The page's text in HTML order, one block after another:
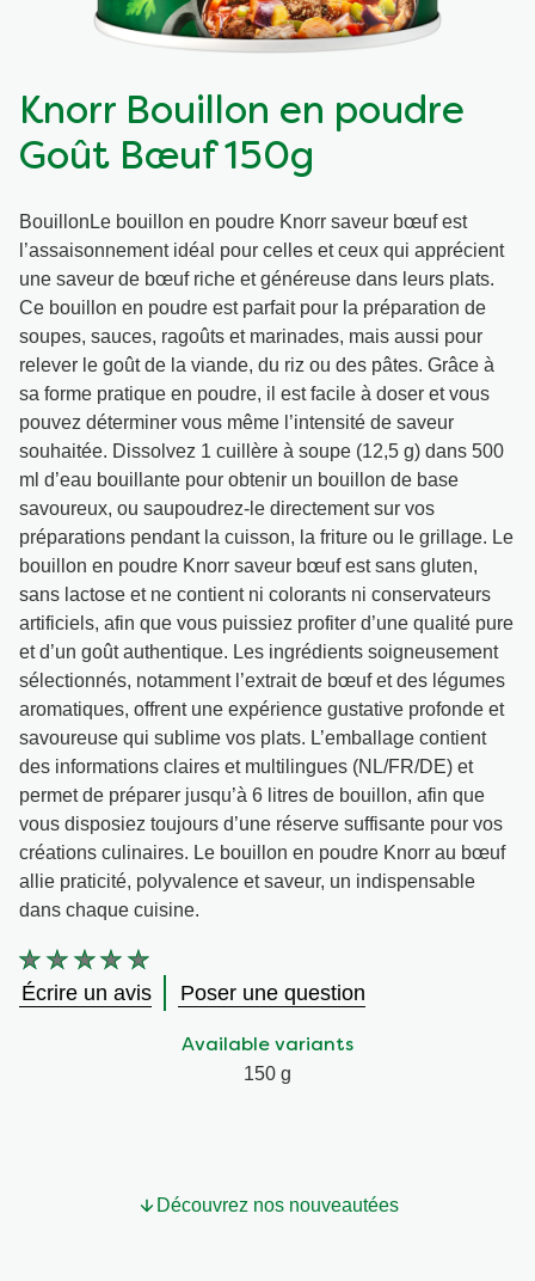
Végétarien
Ingrédients
Occasions
Aides culinaires
Wraps aux légumes
Snackpots
Knorr Bouillon en poudre
Goût Bœuf 150g
BouillonLe bouillon en poudre Knorr saveur bœuf est
l’assaisonnement idéal pour celles et ceux qui apprécient
une saveur de bœuf riche et généreuse dans leurs plats.
Ce bouillon en poudre est parfait pour la préparation de
soupes, sauces, ragoûts et marinades, mais aussi pour
relever le goût de la viande, du riz ou des pâtes. Grâce à
sa forme pratique en poudre, il est facile à doser et vous
pouvez déterminer vous même l’intensité de saveur
souhaitée. Dissolvez 1 cuillère à soupe (12,5 g) dans 500
ml d’eau bouillante pour obtenir un bouillon de base
savoureux, ou saupoudrez-le directement sur vos
préparations pendant la cuisson, la friture ou le grillage. Le
bouillon en poudre Knorr saveur bœuf est sans gluten,
sans lactose et ne contient ni colorants ni conservateurs
artificiels, afin que vous puissiez profiter d’une qualité pure
et d’un goût authentique. Les ingrédients soigneusement
sélectionnés, notamment l’extrait de bœuf et des légumes
aromatiques, offrent une expérience gustative profonde et
savoureuse qui sublime vos plats. L’emballage contient
des informations claires et multilingues (NL/FR/DE) et
permet de préparer jusqu’à 6 litres de bouillon, afin que
vous disposiez toujours d’une réserve suffisante pour vos
créations culinaires. Le bouillon en poudre Knorr au bœuf
allie praticité, polyvalence et saveur, un indispensable
dans chaque cuisine.
Aucune
évaluation
soumise
Écrire un avis Poser une question
Available variants
150 g
Découvrez nos nouveautées